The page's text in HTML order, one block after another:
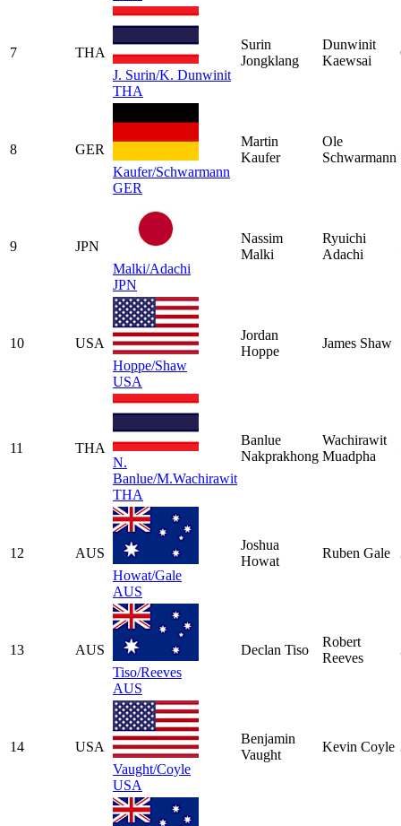
7
THA
J. Surin/K. Dunwinit
THA
Surin
Jongklang
Dunwinit
Kaewsai
8
GER
Kaufer/Schwarmann
GER
Martin
Kaufer
Ole
Schwarmann
9
JPN
Malki/Adachi
JPN
Nassim
Malki
Ryuichi
Adachi
10
USA
Hoppe/Shaw
USA
Jordan
Hoppe
James Shaw
11
THA
N.
Banlue/M.Wachirawit
THA
Banlue
Nakprakhong
Wachirawit
Muadpha
12
AUS
Howat/Gale
AUS
Joshua
Howat
Ruben Gale
13
AUS
Tiso/Reeves
AUS
Declan Tiso
Robert
Reeves
14
USA
Vaught/Coyle
USA
Benjamin
Vaught
Kevin Coyle